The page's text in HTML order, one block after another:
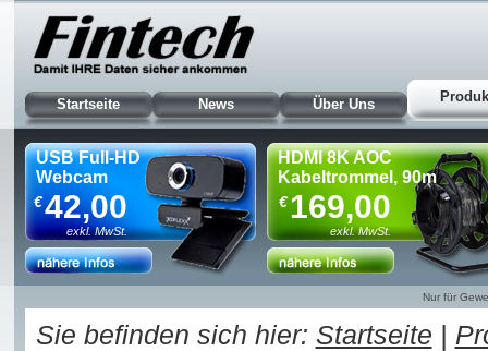
Startseite News Über Uns
USB Full-HD
Webcam
42,00
€
exkl. MwSt.
HDMI 8K AOC
Kabeltrommel, 90m
169,00
€
exkl. MwSt.
Nur für
Sie befinden sich hier: Startseite |